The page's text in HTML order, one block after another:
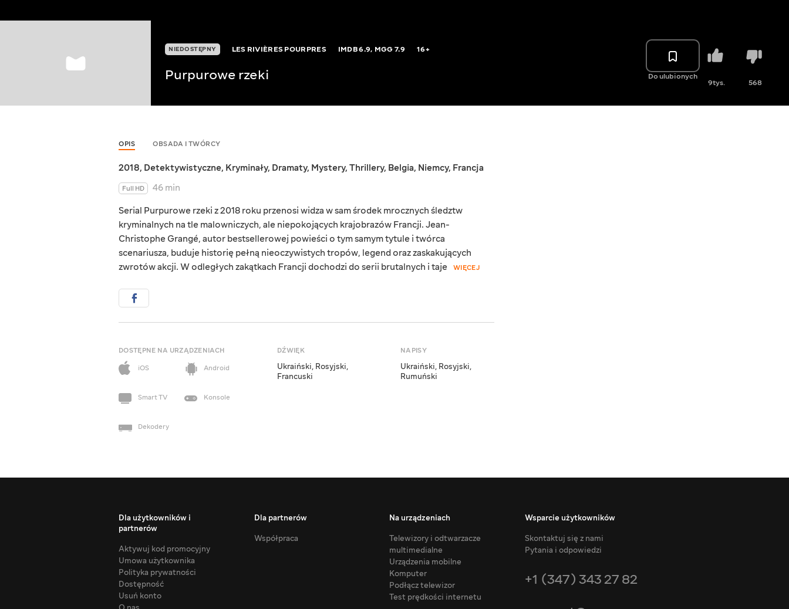
NIEDOSTĘPNY LES RIVIÈRES POURPRES IMDB6.9, MGG7.9 16+
Purpurowe rzeki Do ulubionych
9tys. 568
OPIS OBSADA I TWÓRCY
2018, Detektywistyczne, Kryminały, Dramaty, Mystery, Thrillery, Belgia, Niemcy, Francja
Full HD
46 min
Serial Purpurowe rzeki z 2018 roku przenosi widza w sam środek mrocznych śledztw
kryminalnych na tle malowniczych, ale niepokojących krajobrazów Francji. Jean-
Christophe Grangé, autor bestsellerowej powieści o tym samym tytule i twórca
scenariusza, buduje historię pełną nieoczywistych tropów, legend oraz zaskakujących
zwrotów akcji. W odległych zakątkach Francji dochodzi do serii brutalnych i taje
WIĘCEJ
DOSTĘPNE NA URZĄDZENIACH
iOS
Android
Smart TV Konsole
Dekodery
DŹWIĘK
Ukraiński, Rosyjski,
Francuski
NAPISY
Ukraiński, Rosyjski,
Rumuński
Dla użytkowników i
partnerów
Aktywuj kod promocyjny
Umowa użytkownika
Polityka prywatności
Dostępność
Usuń konto
Dla partnerów
Współpraca
Na urządzeniach
Telewizory i odtwarzacze
multimedialne
Urządzenia mobilne
Komputer
Podłącz telewizor
Test prędkości internetu
Wsparcie użytkowników
Skontaktuj się z nami
Pytania i odpowiedzi
+1 (347) 343 27 82